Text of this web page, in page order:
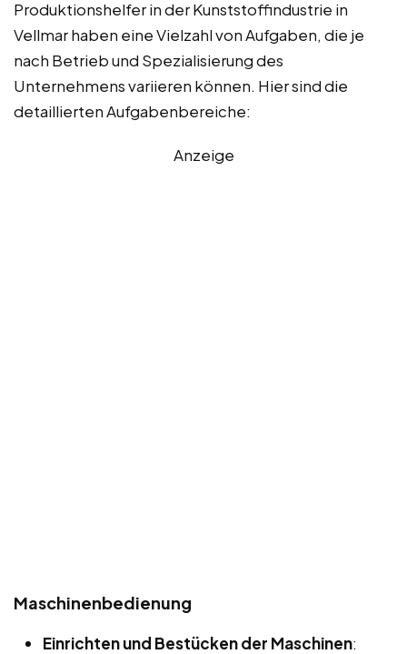
Produktionshelfer in der Kunststoffindustrie in
Vellmar haben eine Vielzahl von Aufgaben, die je
nach Betrieb und Spezialisierung des
Unternehmens variieren können. Hier sind die
detaillierten Aufgabenbereiche:
Anzeige
Maschinenbedienung
Einrichten und Bestücken der Maschinen: